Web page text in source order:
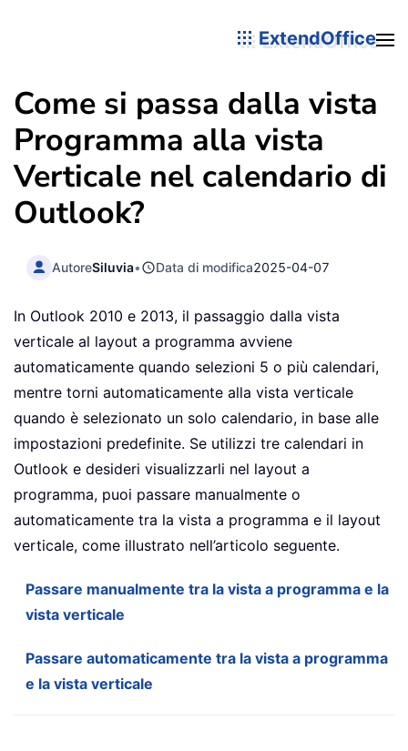
ExtendOffice
Come si passa dalla vista
Programma alla vista
Verticale nel calendario di
Outlook?
AutoreSiluvia• Data di modifica2025-04-07
In Outlook 2010 e 2013, il passaggio dalla vista
verticale al layout a programma avviene
automaticamente quando selezioni 5 o più calendari,
mentre torni automaticamente alla vista verticale
quando è selezionato un solo calendario, in base alle
impostazioni predefinite. Se utilizzi tre calendari in
Outlook e desideri visualizzarli nel layout a
programma, puoi passare manualmente o
automaticamente tra la vista a programma e il layout
verticale, come illustrato nell’articolo seguente.
Passare manualmente tra la vista a programma e la
vista verticale
Passare automaticamente tra la vista a programma
e la vista verticale